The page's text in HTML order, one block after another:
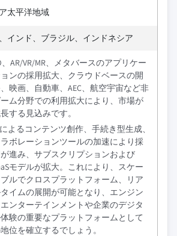
太平洋地域
インド、ブラジル、インドネシア
、AR/VR/MR、メタバースのアプリケー
ンの採用拡大、クラウドベースの開
映画、自動車、AEC、航空宇宙など非
ム分野での利用拡大により、市場が
する見込みです。
よるコンテンツ創作、手続き型生成、
ボレーションツールの加速により採
進み、サブスクリプションおよび
モデルが拡大。これにより、スケー
ルでクロスプラットフォーム、リア
イムの展開が可能となり、エンジン
ンターテインメントや企業のデジタ
験の重要なプラットフォームとして
位を確立するでしょう。